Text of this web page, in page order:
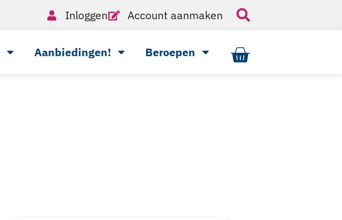
Inloggen Account aanmaken
Aanbiedingen! Beroepen